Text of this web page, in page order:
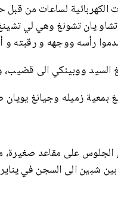
يان تشونغ وهي لي
رأسه ووجهه و رقبته
ووبينكي الى قضيب، وتم
بمعية زميله وجيانغ
الجلوس على مقاعد